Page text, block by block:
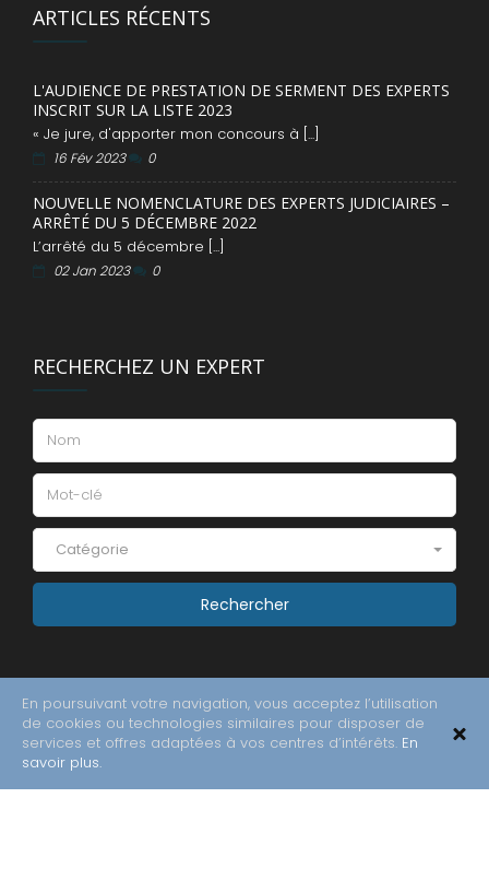
ARTICLES RÉCENTS
L'AUDIENCE DE PRESTATION DE SERMENT DES EXPERTS
INSCRIT SUR LA LISTE 2023
« Je jure, d'apporter mon concours à [...]
16 Fév 2023 0
NOUVELLE NOMENCLATURE DES EXPERTS JUDICIAIRES –
ARRÊTÉ DU 5 DÉCEMBRE 2022
L’arrêté du 5 décembre [...]
02 Jan 2023 0
RECHERCHEZ UN EXPERT
Catégorie
En poursuivant votre navigation, vous acceptez l’utilisation
de cookies ou technologies similaires pour disposer de
services et offres adaptées à vos centres d’intérêts. En
savoir plus.